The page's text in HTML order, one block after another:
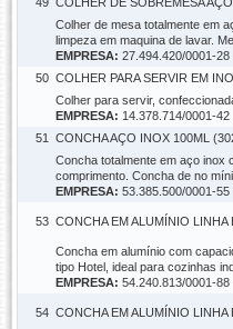
Colher de mesa totalmente em
limpeza em maquina de lavar.
EMPRESA: 27.494.420/0001-
50 COLHER PARA SERVIR EM
Colher para servir,
EMPRESA: 14.378.714/0001-
51
CONCHA AÇO INOX 100ML
Concha totalmente em aço inox
comprimento. Concha de no
EMPRESA: 53.385.500/0001-55
53 CONCHA EM ALUMÍNIO
Concha em alumínio com
tipo Hotel, ideal para cozinhas
EMPRESA: 54.240.813/0001-88
54 CONCHA EM ALUMÍNIO